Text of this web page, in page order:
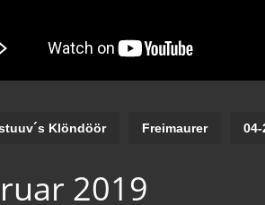
Klöndöör Freimaurer 04-
2019